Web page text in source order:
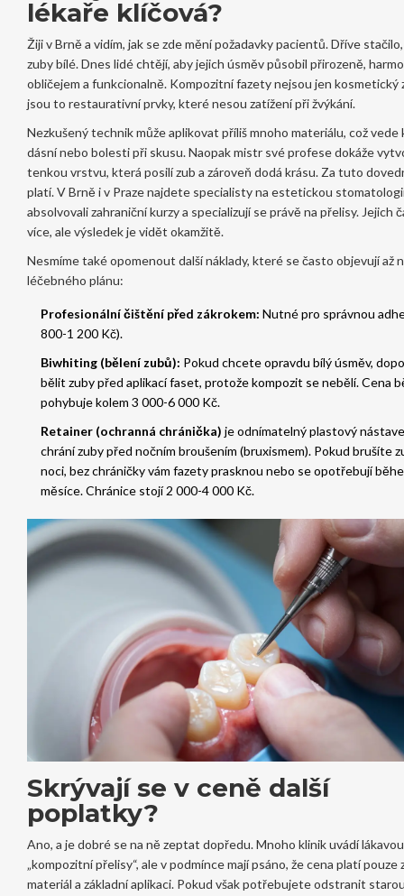
lékaře klíčová?
Žiji v Brně a vidím, jak se zde mění požadavky pacientů. Dříve
zuby bílé. Dnes lidé chtějí, aby jejich úsměv působil přirozeně,
obličejem a funkcionalně. Kompozitní fazety nejsou jen kosmetický
jsou to restaurativní prvky, které nesou zatížení při žvýkání.
Nezkušený technik může aplikovat příliš mnoho materiálu, což vede
dásní nebo bolesti při skusu. Naopak mistr své profese dokáže
tenkou vrstvu, která posilí zub a zároveň dodá krásu. Za tuto
platí. V Brně i v Praze najdete specialisty na estetickou
absolvovali zahraniční kurzy a specializují se právě na přelisy. Jejich
více, ale výsledek je vidět okamžitě.
Nesmíme také opomenout další náklady, které se často objevují až
léčebného plánu:
Profesionální čištění před zákrokem: Nutné pro správnou
800-1 200 Kč).
Biwhiting (bělení zubů): Pokud chcete opravdu bílý úsměv,
bělit zuby před aplikací faset, protože kompozit se nebělí. Cena
pohybuje kolem 3 000-6 000 Kč.
Retainer (ochranná chránička) jeodnímatelný plastový
chrání zuby před nočním broušením (bruxismem).Pokud brušíte
noci, bez chráničky vám fazety prasknou nebo se opotřebují
měsíce. Chránice stojí 2 000-4 000 Kč.
Skrývají se v ceně další
poplatky?
Ano, a je dobré se na ně zeptat dopředu. Mnoho klinik uvádí
„kompozitní přelisy“, ale v podmínce mají psáno, že cena platí pouze
materiál a základní aplikaci. Pokud však potřebujete odstranit